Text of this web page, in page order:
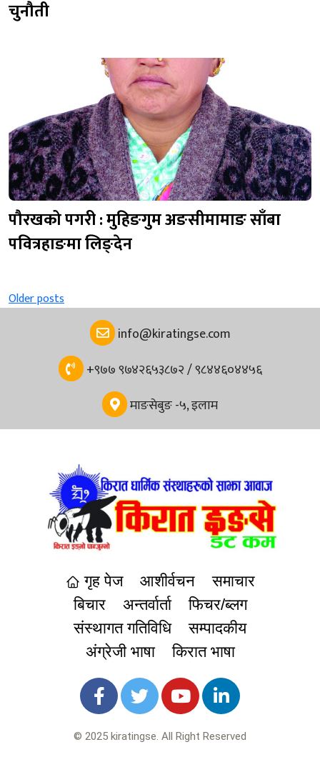
चुनौती
पौरखको पगरी : मुहिङगुम अङसीमामाङ साँबा
पवित्रहाङमा लिङ्देन
Posts
navigation
Older posts
info@kiratingse.com
+९७७ ९७४२६५३८७२ / ९८४४६०४४५६
माङसेबुङ -५, इलाम
गृह पेज आशीर्वचन
समाचार
बिचार
अन्तर्वार्ता
फिचर/ब्लग
संस्थागत गतिविधि
सम्पादकीय
अंग्रेजी भाषा
किरात भाषा
© 2025 kiratingse. All Right Reserved